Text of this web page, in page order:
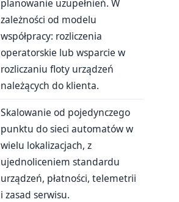
planowanie uzupełnień. W
zależności od modelu
współpracy: rozliczenia
operatorskie lub wsparcie w
rozliczaniu floty urządzeń
należących do klienta.
Skalowanie od pojedynczego
punktu do sieci automatów w
wielu lokalizacjach, z
ujednoliceniem standardu
urządzeń, płatności, telemetrii
i zasad serwisu.